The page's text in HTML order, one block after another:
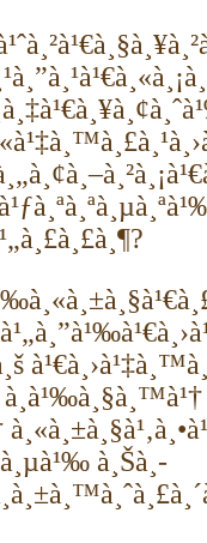
à¸­à¹‰à¸§à¸™à¹†
à¸Šà¸­